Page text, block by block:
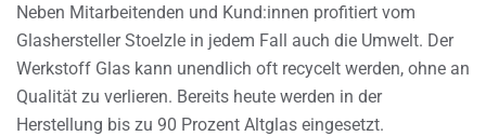
Neben Mitarbeitenden und Kund:innen profitiert vom
Glashersteller Stoelzle in jedem Fall auch die Umwelt. Der
Werkstoff Glas kann unendlich oft recycelt werden, ohne an
Qualität zu verlieren. Bereits heute werden in der
Herstellung bis zu 90 Prozent Altglas eingesetzt.